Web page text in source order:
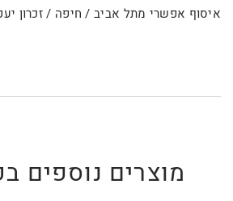
איסוף אפשרי מתל אביב / חיפה / זכרון
מוצרים נוספים